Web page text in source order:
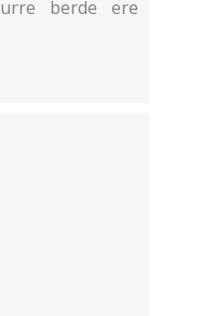
berde ere